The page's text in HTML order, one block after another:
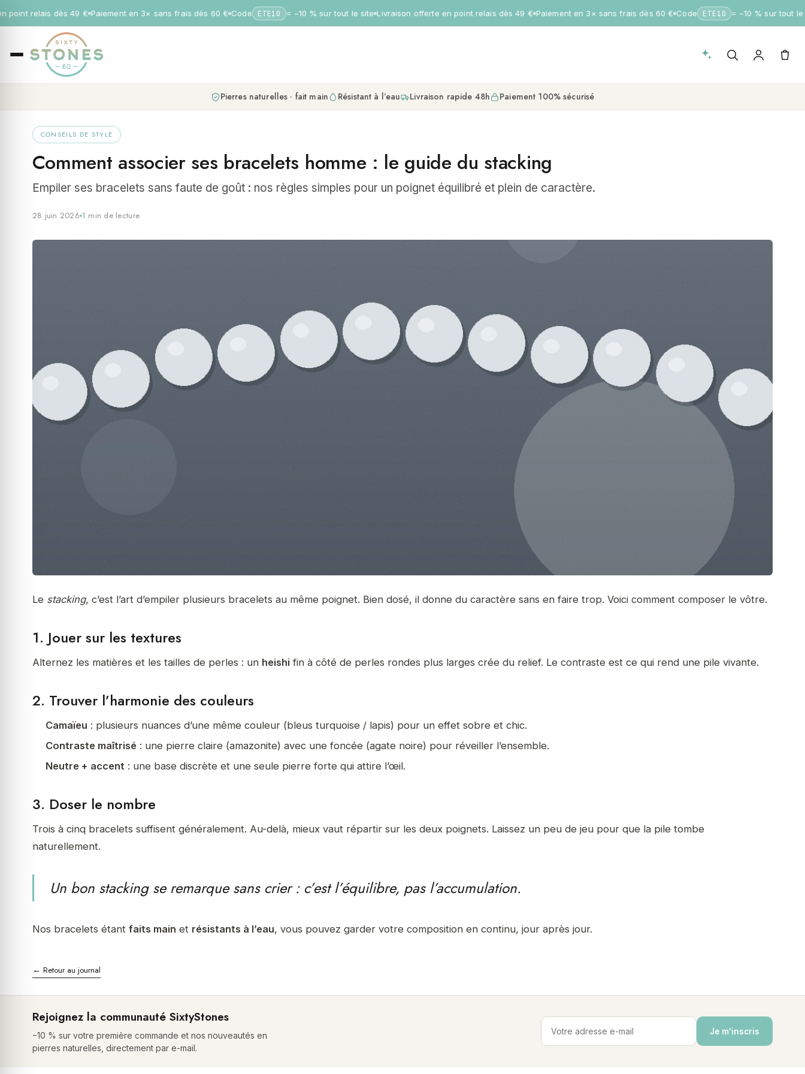
relais dès 49 € Paiement en 3× sans frais dès 60 € Code ETE10 = −10 % sur tout le site Livraison offerte en point relais dès 49 € Paiement en 3× sans frais dès 60 € Code ETE10 = −10 % sur tout le
Pierres naturelles · fait main Résistant à l’eau Livraison rapide 48h Paiement 100% sécurisé
CONSEILS DE STYLE
Comment associer ses bracelets homme : le guide du stacking
Empiler ses bracelets sans faute de goût : nos règles simples pour un poignet équilibré et plein de caractère.
28 juin 2026 1 min de lecture
Le stacking, c’est l’art d’empiler plusieurs bracelets au même poignet. Bien dosé, il donne du caractère sans en faire trop. Voici comment composer le vôtre.
1. Jouer sur les textures
Alternez les matières et les tailles de perles : un heishifin à côté de perles rondes plus larges crée du relief. Le contraste est ce qui rend une pile vivante.
2. Trouver l’harmonie des couleurs
Camaïeu : plusieurs nuances d’une même couleur (bleus turquoise / lapis) pour un effet sobre et chic.
Contraste maîtrisé: une pierre claire (amazonite) avec une foncée (agate noire) pour réveiller l’ensemble.
Neutre + accent: une base discrète et une seule pierre forte qui attire l’œil.
3. Doser le nombre
Trois à cinq bracelets suffisent généralement. Au-delà, mieux vaut répartir sur les deux poignets. Laissez un peu de jeu pour que la pile tombe
naturellement.
Un bon stacking se remarque sans crier : c’est l’équilibre, pas l’accumulation.
Nos bracelets étant faits main et résistants à l’eau, vous pouvez garder votre composition en continu, jour après jour.
← Retour au journal
Rejoignez la communauté SixtyStones
−10 % sur votre première commande et nos nouveautés en
pierres naturelles, directement par e-mail.
Je m'inscris